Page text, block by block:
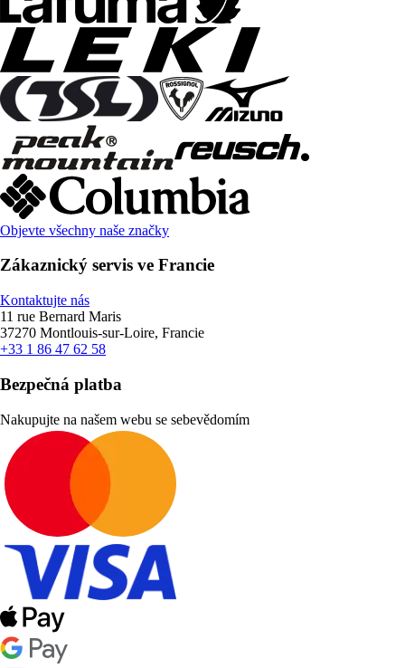
Objevte všechny naše značky
Zákaznický servis ve Francie
Kontaktujte nás
11 rue Bernard Maris
37270 Montlouis-sur-Loire, Francie
+33 1 86 47 62 58
Bezpečná platba
Nakupujte na našem webu se sebevědomím